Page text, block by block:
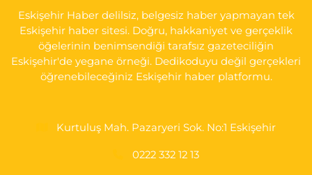
0 (222) 250 40 50 Yol Tarifi Al
Bizim Eczanesi
EMEK MAH. ERTAŞ CAD.NO:12 A Küçük Sanayi girişi Tarım Kredi
Koop. Market yanı
Eskişehir Haber delilsiz, belgesiz haber yapmayan tek
Eskişehir haber sitesi. Doğru, hakkaniyet ve gerçeklik
öğelerinin benimsendiği tarafsız gazeteciliğin
Eskişehir'de yegane örneği. Dedikoduyu değil gerçekleri
öğrenebileceğiniz Eskişehir haber platformu.
Kurtuluş Mah. Pazaryeri Sok. No:1 Eskişehir
0222 332 12 13